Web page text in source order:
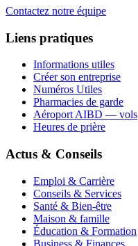
Contactez notre équipe
Liens pratiques
Informations utiles
Créer son entreprise
Numéros Utiles
Pharmacies de garde
Aéroport AIBD — vols
Heures de prière
Actus & Conseils
Emploi & Carrière
Conseils & Services
Santé & Bien-être
Maison & famille
Éducation & Formation
Business & Finances